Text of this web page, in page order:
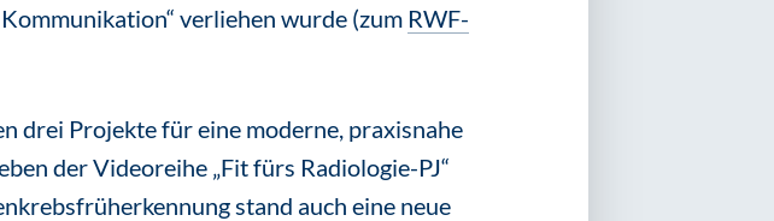
verliehen wurde (zum RWF-
drei Projekte für eine moderne, praxisnahe
der Videoreihe „Fit fürs Radiologie-PJ“
stand auch eine neue